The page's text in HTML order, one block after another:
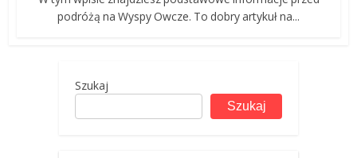
podróżą na Wyspy Owcze. To dobry artykuł na...
Szukaj
Szukaj